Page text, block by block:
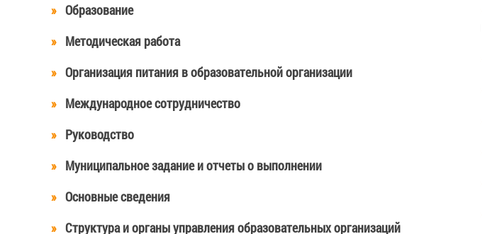
Образование
Методическая работа
Организация питания в образовательной организации
Международное сотрудничество
Руководство
Муниципальное задание и отчеты о выполнении
Основные сведения
Структура и органы управления образовательных организаций